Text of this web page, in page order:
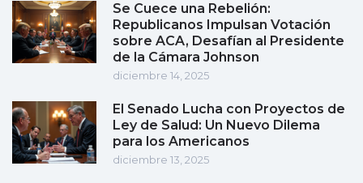
Se Cuece una Rebelión:
Republicanos Impulsan Votación
sobre ACA, Desafían al Presidente
de la Cámara Johnson
diciembre 14, 2025
El Senado Lucha con Proyectos de
Ley de Salud: Un Nuevo Dilema
para los Americanos
diciembre 13, 2025